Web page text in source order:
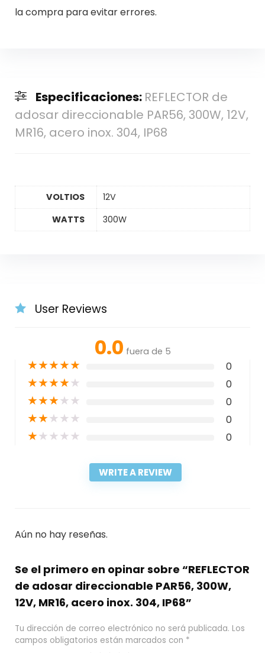
la compra para evitar errores.
Especificaciones: REFLECTOR de
adosar direccionable PAR56, 300W, 12V,
MR16, acero inox. 304, IP68
VOLTIOS
12V
WATTS
300W
User Reviews
0.0 fuera de 5
★★★★★ 0
★★★★★ 0
★★★★★ 0
★★★★★ 0
★★★★★ 0
WRITE A REVIEW
Aún no hay reseñas.
Se el primero en opinar sobre “REFLECTOR
de adosar direccionable PAR56, 300W,
12V, MR16, acero inox. 304, IP68”
Tu dirección de correo electrónico no será publicada. Los
campos obligatorios están marcados con *